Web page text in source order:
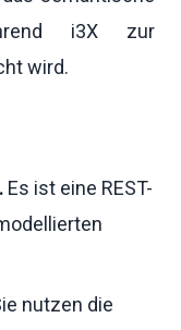
i3X zur
wird.
Es ist eine REST-
nutzen die